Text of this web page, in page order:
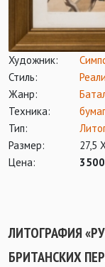
Художник:
Стиль:
Жанр:
Техника:
Тип:
Размер:
27,5
Цена:
ЛИТОГРАФИЯ
БРИТАНСКИХ